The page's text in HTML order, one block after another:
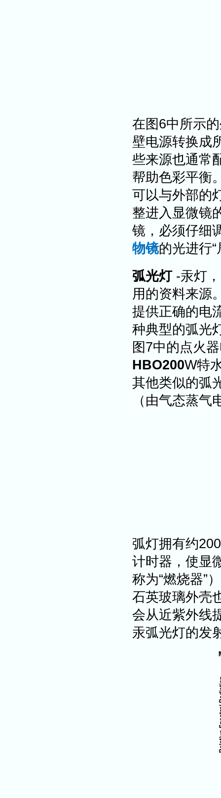
在图6中所示
壁电源转换成
些来源也通常
帮助色彩平衡
可以与外部的
整进入显微镜
镜，必须仔细
物镜的光进行
弧光灯-汞灯，
用的资料来源
提供正确的电
种典型的弧光
图7中的点火
HBO200W特
其他类似的弧
（由气态蒸
弧灯拥有约
计时器，使显
称为“燃烧器”
石英玻璃外壳
会从近紫外线
汞弧光灯的发